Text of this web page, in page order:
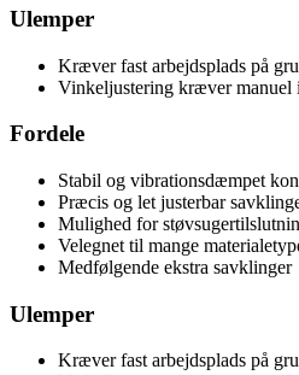
Ulemper
Kræver fast arbejdsplads på
Vinkeljustering kræver manuel
Fordele
Stabil og vibrationsdæmpet
Præcis og let justerbar
Mulighed for
Velegnet til mange
Medfølgende ekstra savklinger
Ulemper
Kræver fast arbejdsplads på